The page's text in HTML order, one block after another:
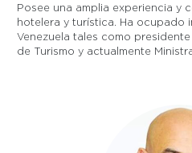
Posee una amplia experiencia y
hotelera y turística. Ha ocupado
Venezuela tales como presidente
de Turismo y actualmente